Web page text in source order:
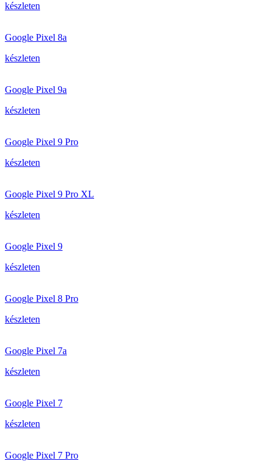
készleten
Google Pixel 8a
készleten
Google Pixel 9a
készleten
Google Pixel 9 Pro
készleten
Google Pixel 9 Pro XL
készleten
Google Pixel 9
készleten
Google Pixel 8 Pro
készleten
Google Pixel 7a
készleten
Google Pixel 7
készleten
Google Pixel 7 Pro